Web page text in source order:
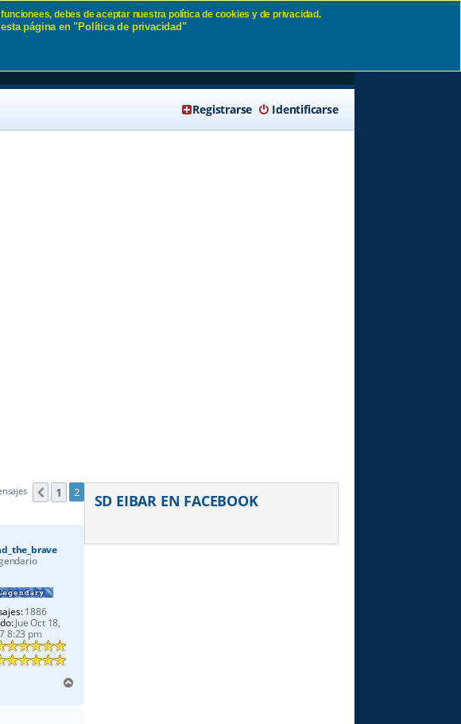
Eibar
Identificarse
Registrarse
Anterior
1 2
1886
Jue Oct 18,
8:23 pm
r
SD EIBAR EN FACEBOOK
debes de aceptar nuestra política de cookies y de privacidad.
página en "Política de privacidad"